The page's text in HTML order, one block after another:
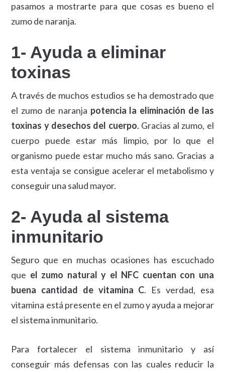
pasamos a mostrarte para que cosas es bueno el
zumo de naranja.
1- Ayuda a eliminar
toxinas
A través de muchos estudios se ha demostrado que
el zumo de naranja potencia la eliminación de las
toxinas y desechos del cuerpo. Gracias al zumo, el
cuerpo puede estar más limpio, por lo que el
organismo puede estar mucho más sano. Gracias a
esta ventaja se consigue acelerar el metabolismo y
conseguir una salud mayor.
2- Ayuda al sistema
inmunitario
Seguro que en muchas ocasiones has escuchado
que el zumo natural y el NFC cuentan con una
buena cantidad de vitamina C. Es verdad, esa
vitamina está presente en el zumo y ayuda a mejorar
el sistema inmunitario.
Para fortalecer el sistema inmunitario y así
conseguir más defensas con las cuales reducir la